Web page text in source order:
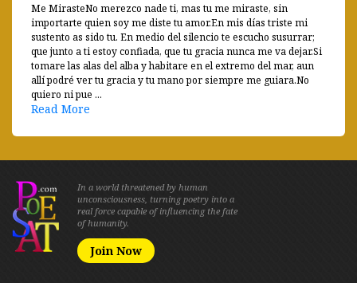
Me MirasteNo merezco nade ti, mas tu me miraste, sin
importarte quien soy me diste tu amor.En mis días triste mi
sustento as sido tu. En medio del silencio te escucho susurrar;
que junto a ti estoy confiada, que tu gracia nunca me va dejar.Si
tomare las alas del alba y habitare en el extremo del mar, aun
allí podré ver tu gracia y tu mano por siempre me guiara.No
quiero ni pue ...
Read More
In a world threatened by human
unconsciousness, turning poetry into a
real force capable of influencing the fate
of humanity.
Join Now